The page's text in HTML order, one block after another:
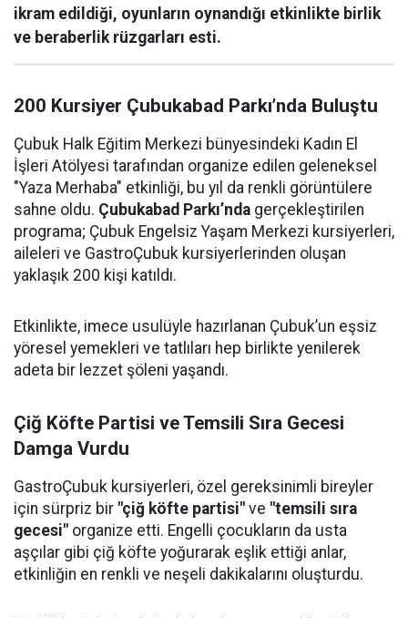
ikram edildiği, oyunların oynandığı etkinlikte birlik
ve beraberlik rüzgarları esti.
200 Kursiyer Çubukabad Parkı’nda Buluştu
Çubuk Halk Eğitim Merkezi bünyesindeki Kadın El
İşleri Atölyesi tarafından organize edilen geleneksel
"Yaza Merhaba" etkinliği, bu yıl da renkli görüntülere
sahne oldu. Çubukabad Parkı’nda gerçekleştirilen
programa; Çubuk Engelsiz Yaşam Merkezi kursiyerleri,
aileleri ve GastroÇubuk kursiyerlerinden oluşan
yaklaşık 200 kişi katıldı.
Etkinlikte, imece usulüyle hazırlanan Çubuk’un eşsiz
yöresel yemekleri ve tatlıları hep birlikte yenilerek
adeta bir lezzet şöleni yaşandı.
Çiğ Köfte Partisi ve Temsili Sıra Gecesi
Damga Vurdu
GastroÇubuk kursiyerleri, özel gereksinimli bireyler
için sürpriz bir "çiğ köfte partisi" ve "temsili sıra
gecesi" organize etti. Engelli çocukların da usta
aşçılar gibi çiğ köfte yoğurarak eşlik ettiği anlar,
etkinliğin en renkli ve neşeli dakikalarını oluşturdu.